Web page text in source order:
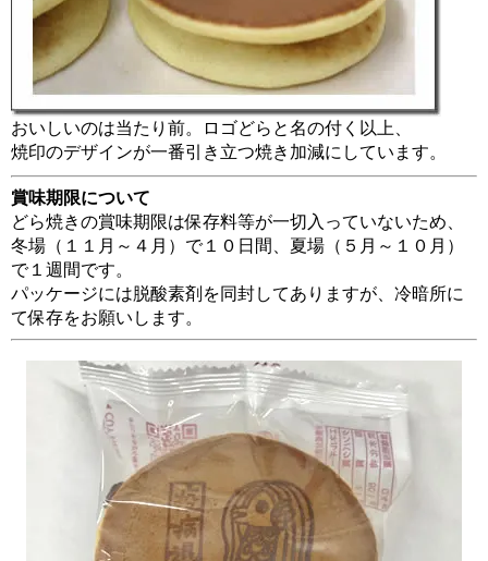
おいしいのは当たり前。ロゴどらと名の付く以上、
焼印のデザインが一番引き立つ焼き加減にしています。
賞味期限について
どら焼きの賞味期限は保存料等が一切入っていないため、
冬場（１１月～４月）で１０日間、夏場（５月～１０月）
で１週間です。
パッケージには脱酸素剤を同封してありますが、冷暗所に
て保存をお願いします。